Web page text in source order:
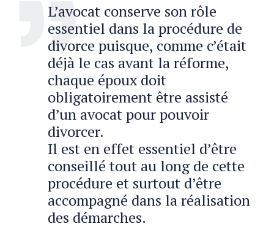
L’avocat conserve son rôle
essentiel dans la procédure de
divorce puisque, comme c’était
déjà le cas avant la réforme,
chaque époux doit
obligatoirement être assisté
d’un avocat pour pouvoir
divorcer.
Il est en effet essentiel d’être
conseillé tout au long de cette
procédure et surtout d’être
accompagné dans la réalisation
des démarches.